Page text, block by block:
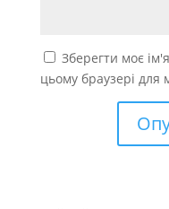
Зберегти моє
цьому браузері для